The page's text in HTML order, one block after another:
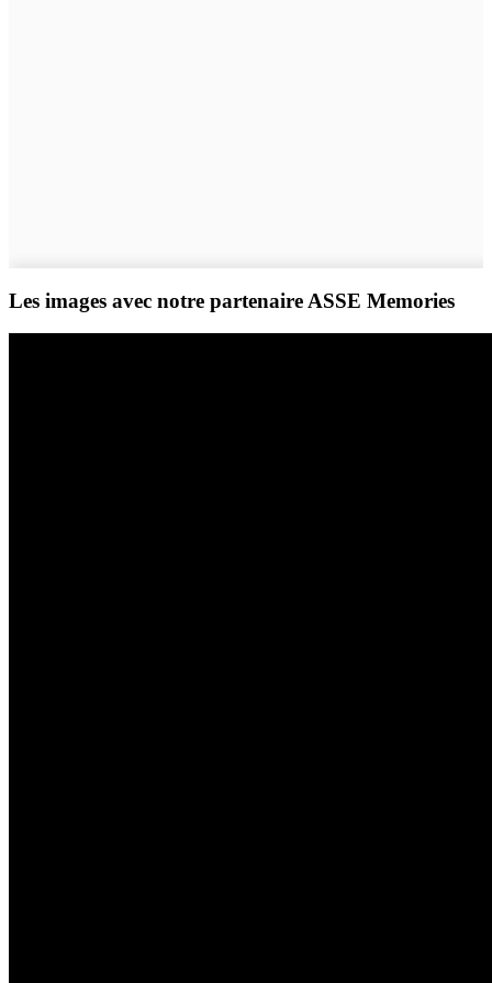
Les images avec notre partenaire ASSE Memories